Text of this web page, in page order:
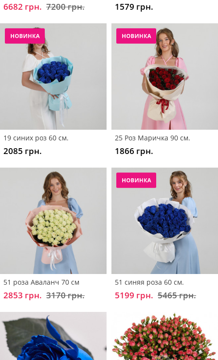
6682 грн. 7200 грн. 1579 грн.
19 синих роз 60 см.
2085 грн.
25 Роз Маричка 90 см.
1866 грн.
51 роза Аваланч 70 см
2853 грн. 3170 грн.
51 синяя роза 60 см.
5199 грн. 5465 грн.